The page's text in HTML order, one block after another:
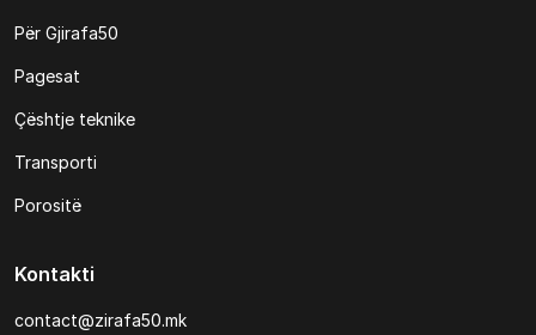
Për Gjirafa50
Pagesat
Çështje teknike
Transporti
Porositë
Kontakti
contact@zirafa50.mk